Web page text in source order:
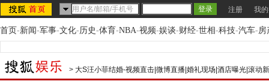
注册 我
首页-新闻-军事-文化-历史-体育-NBA-视频-娱谈-财经-世相-科技-汽车-房
> 大S汪小菲结婚-视频直击|微博直播|婚礼现场|酒店曝光|滚动